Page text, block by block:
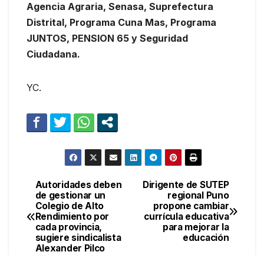
Agencia Agraria, Senasa, Suprefectura
Distrital, Programa Cuna Mas, Programa
JUNTOS, PENSION 65 y Seguridad
Ciudadana.
YC.
Navegación
de
entradas
Dirigente de SUTEP
regional Puno
propone cambiar
currícula educativa
para mejorar la
educación
Autoridades deben
de gestionar un
Colegio de Alto
Rendimiento por
cada provincia,
sugiere sindicalista
Alexander Pilco